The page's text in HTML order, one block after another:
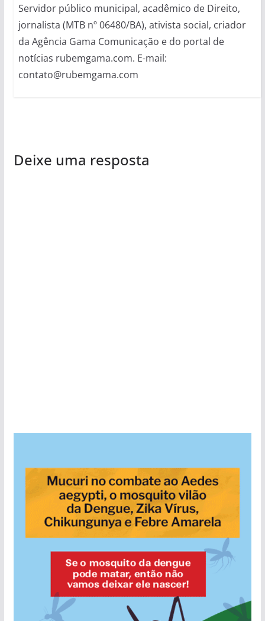
Servidor público municipal, acadêmico de Direito,
jornalista (MTB nº 06480/BA), ativista social, criador
da Agência Gama Comunicação e do portal de
notícias rubemgama.com. E-mail:
contato@rubemgama.com
Deixe uma resposta